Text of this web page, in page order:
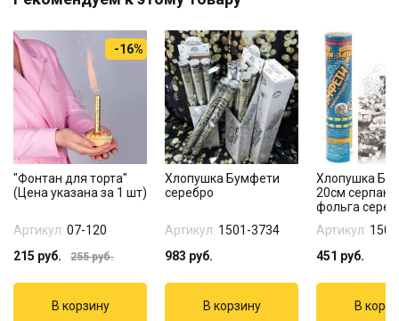
-16%
"Фонтан для торта"
(Цена указана за 1 шт)
Артикул: 07-120
215 руб. 255руб.
Хлопушка Бумфети
серебро
Артикул: 1501-3734
983 руб.
Хлопушка
20см
фольга
Артикул:
451 руб.